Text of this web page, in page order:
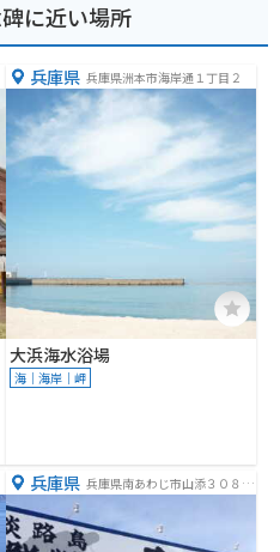
に近い場所
兵庫県 兵庫県洲本市海岸通１丁目２
大浜海水浴場
海｜海岸｜岬
兵庫県 兵庫県南あわじ市山添３０８